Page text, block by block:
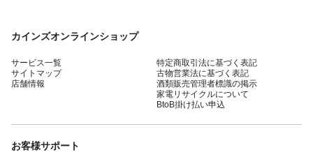
カインズオンラインショップ
サービス一覧
サイトマップ
店舗情報
特定商取引法に基づく表記
古物営業法に基づく表記
酒類販売管理者標識の掲示
家電リサイクルについて
BtoB掛け払い申込
お客様サポート